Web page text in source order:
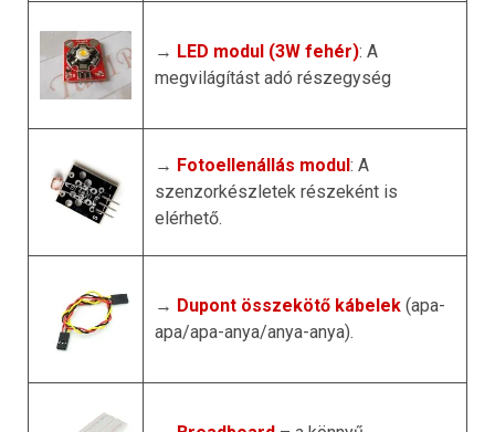
→ LED modul (3W fehér): A
megvilágítást adó részegység
→ Fotoellenállás modul: A
szenzorkészletek részeként is
elérhető.
→ Dupont összekötő kábelek (apa-
apa/apa-anya/anya-anya).